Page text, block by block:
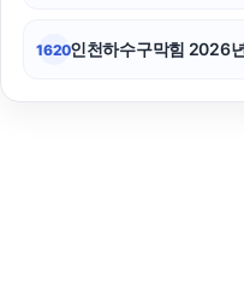
1620인천하수구막힘 2026